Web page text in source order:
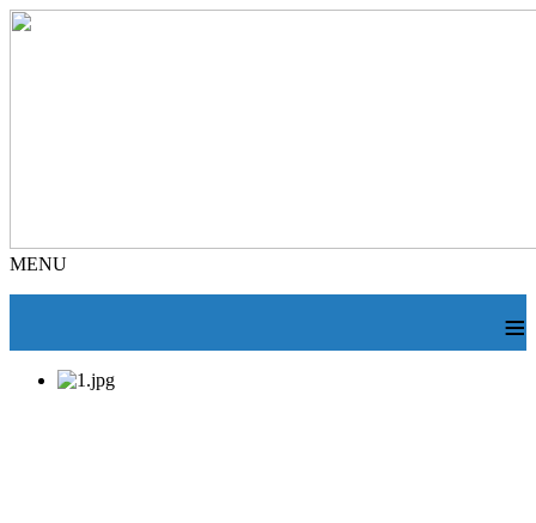
MENU
≡